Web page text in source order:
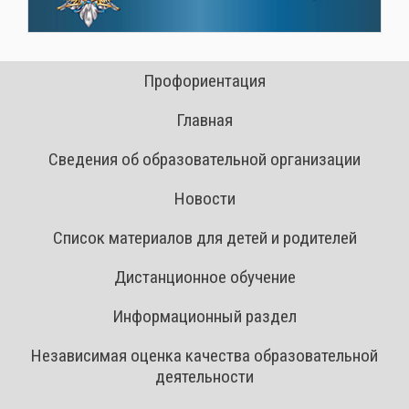
Профориентация
Главная
Сведения об образовательной организации
Новости
Список материалов для детей и родителей
Дистанционное обучение
Информационный раздел
Независимая оценка качества образовательной
деятельности